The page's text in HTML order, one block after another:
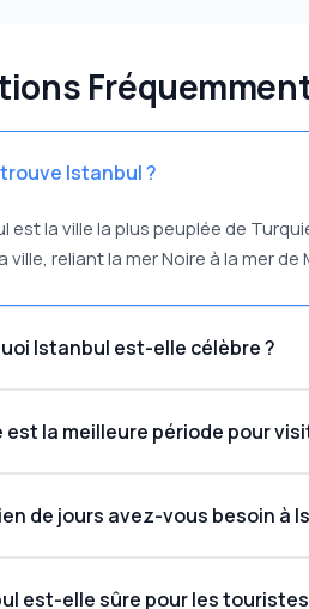
Istanbul ?
est la ville la plus peuplée de
ville, reliant la mer Noire à la mer de
Istanbul est-elle célèbre ?
est la meilleure période pour
de jours avez-vous besoin à
est-elle sûre pour les